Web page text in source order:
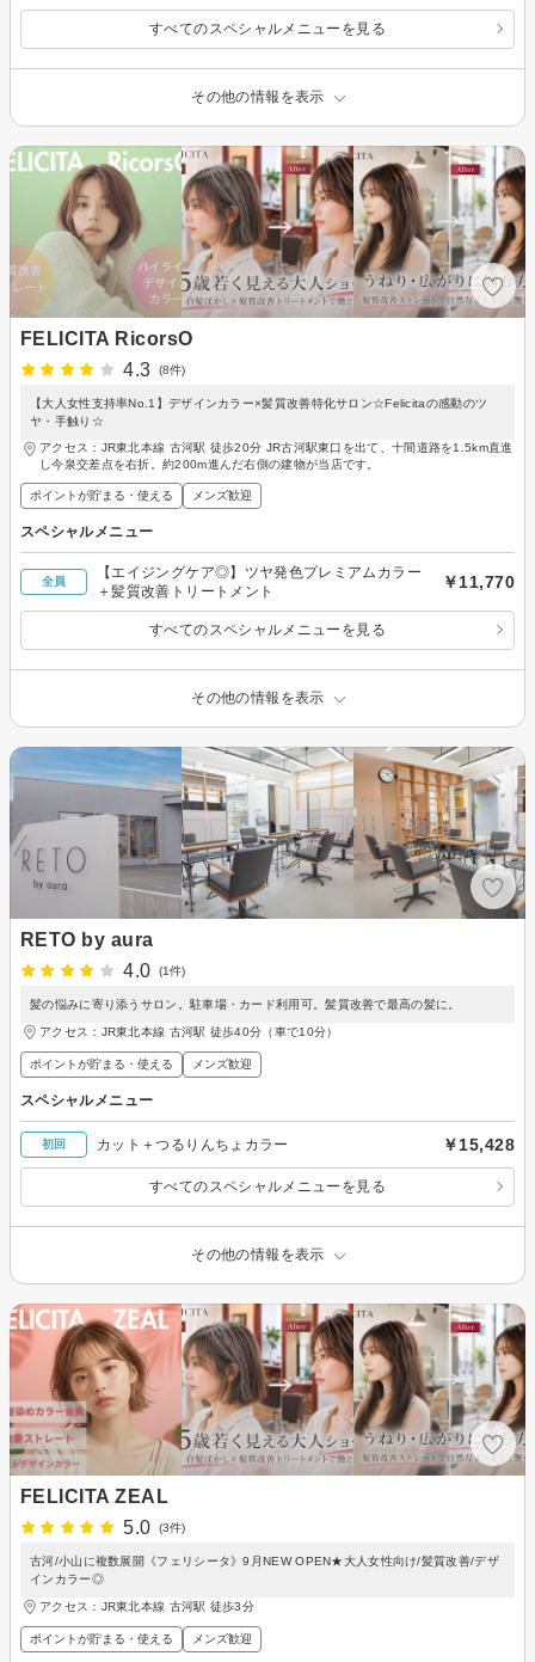
すべてのスペシャルメニューを見る
その他の情報を表示
FELICITA RicorsO
4.3
(8件)
【大人女性支持率No.1】デザインカラー×髪質改善特化サロン☆Felicitaの感動のツ
ヤ・手触り☆
アクセス：JR東北本線 古河駅 徒歩20分 JR古河駅東口を出て、十間道路を1.5km直進
し今泉交差点を右折。約200m進んだ右側の建物が当店です。
ポイントが貯まる・使える メンズ歓迎
スペシャルメニュー
全員
【エイジングケア◎】ツヤ発色プレミアムカラー
＋髪質改善トリートメント
￥11,770
すべてのスペシャルメニューを見る
その他の情報を表示
RETO by aura
4.0
(1件)
髪の悩みに寄り添うサロン。駐車場・カード利用可。髪質改善で最高の髪に。
アクセス：JR東北本線 古河駅 徒歩40分（車で10分）
ポイントが貯まる・使える メンズ歓迎
スペシャルメニュー
初回 カット＋つるりんちょカラー ￥15,428
すべてのスペシャルメニューを見る
その他の情報を表示
FELICITA ZEAL
5.0
(3件)
古河/小山に複数展開《フェリシータ》9月NEW OPEN★大人女性向け/髪質改善/デザ
インカラー◎
アクセス：JR東北本線 古河駅 徒歩3分
ポイントが貯まる・使える メンズ歓迎